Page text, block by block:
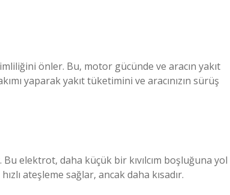
önler. Bu, motor gücünde ve aracın yakıt
yaparak yakıt tüketimini ve aracınızın sürüş
elektrot, daha küçük bir kıvılcım boşluğuna yol
ateşleme sağlar, ancak daha kısadır.